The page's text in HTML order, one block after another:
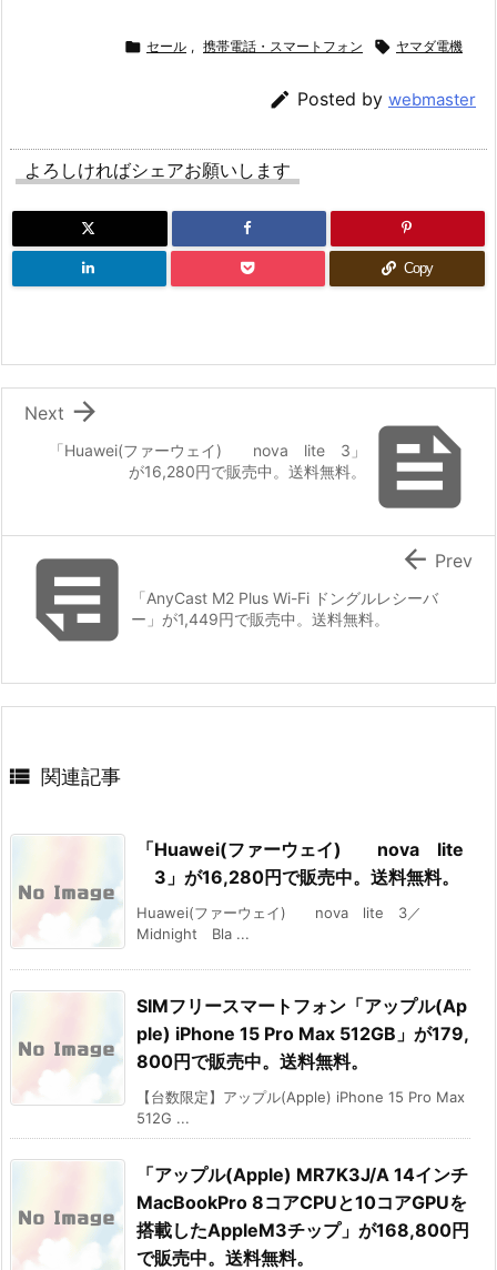
 セール , 携帯電話・スマートフォン  ヤマダ電機
 Posted by webmaster
よろしければシェアお願いします
Copy

「Huawei(ファーウェイ) nova lite 3」
が16,280円で販売中。送料無料。

Next
 「AnyCast M2 Plus Wi-Fi ドングルレシーバ
ー」が1,449円で販売中。送料無料。
 Prev
 関連記事
「Huawei(ファーウェイ) nova lite
3」が16,280円で販売中。送料無料。
Huawei(ファーウェイ) nova lite 3／
Midnight Bla ...
SIMフリースマートフォン「アップル(Ap
ple) iPhone 15 Pro Max 512GB」が179,
800円で販売中。送料無料。
【台数限定】アップル(Apple) iPhone 15 Pro Max
512G ...
「アップル(Apple) MR7K3J/A 14インチ
MacBookPro 8コアCPUと10コアGPUを
搭載したAppleM3チップ」が168,800円
で販売中。送料無料。